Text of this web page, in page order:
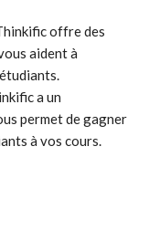
offre des
aident à
a un
permet de gagner
à vos cours.